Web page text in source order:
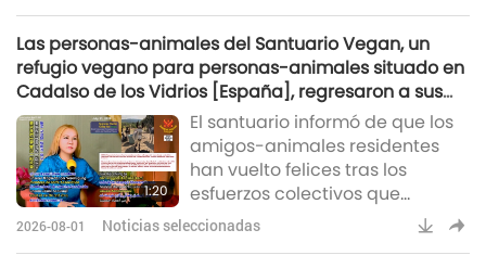
publicitarias realizadas entre
2020 y 2022 que criticaban los
impactos ambientales y para la
salud de la industria de la carne
de personas-animales. El
Tribunal de Apelación de
Barcelona determinó que las
declaraciones de Heura est
Las personas-animales del Santuario Vegan, un
refugio vegano para personas-animales situado en
Cadalso de los Vidrios [España], regresaron a sus
prados el miércoles por la mañana.
1:20
El santuario informó de que los
amigos-animales residentes
han vuelto felices tras los
esfuerzos colectivos que
garantizaron su seguridad. Los
incendios forestales que habían
2026-08-01 Noticias seleccionadas